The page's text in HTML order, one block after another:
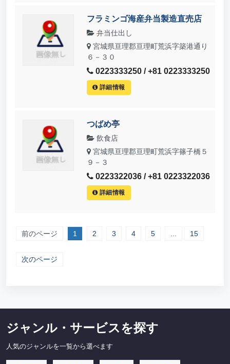
フラミンゴ海産弁当製造直売店
弁当仕出し
宮城県亘理郡亘理町荒浜字築港通り
６－３０
0223333250 / +81 0223333250
詳細情報
つばめ亭
飲食店
宮城県亘理郡亘理町荒浜字篠子橋５
９－３
0223322036 / +81 0223322036
詳細情報
前のページ 1 2 3 4 5 15
次のページ
ジャンル・サービスを探す
人気のジャンルを一覧から選べます